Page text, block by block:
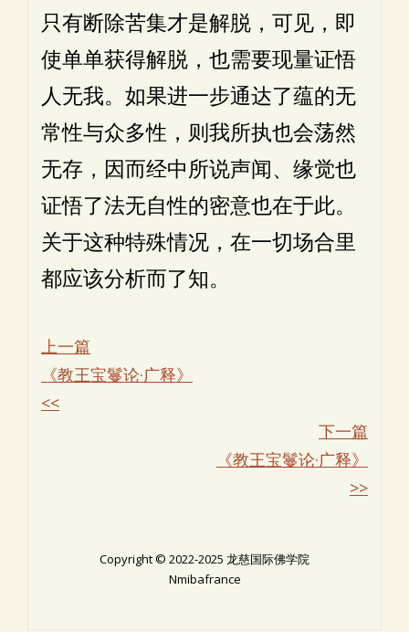
只有断除苦集才是解脱，可见，即
使单单获得解脱，也需要现量证悟
人无我。如果进一步通达了蕴的无
常性与众多性，则我所执也会荡然
无存，因而经中所说声闻、缘觉也
证悟了法无自性的密意也在于此。
关于这种特殊情况，在一切场合里
都应该分析而了知。
上一篇
《教王宝鬘论·广释》
<<
下一篇
《教王宝鬘论·广释》
>>
Copyright © 2022-2025 龙慈国际佛学院
Nmibafrance